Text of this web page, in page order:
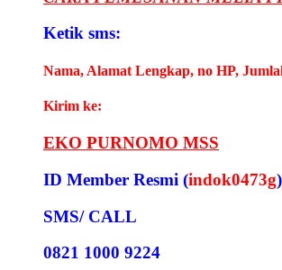
Ketik sms:
Nama, Alamat Lengkap, no HP,
Kirim ke:
EKO PURNOMO MSS
ID Member Resmi (indok0473g)
SMS/ CALL
0821 1000 9224